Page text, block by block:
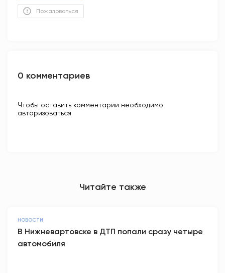
Пожаловаться
0 комментариев
Чтобы оставить комментарий необходимо
авторизоваться
Читайте также
НОВОСТИ
В Нижневартовске в ДТП попали сразу четыре
автомобиля